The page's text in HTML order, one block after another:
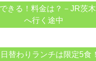
きる！料金は？－JR茨
へ行く途中
替わりランチは限定5食